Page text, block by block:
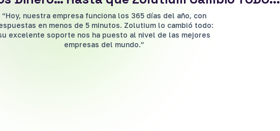
“Hoy, nuestra empresa funciona los 365 días del año, con
en menos de 5 minutos. Zolutium lo cambió todo:
excelente soporte nos ha puesto al nivel de las mejores
empresas del mundo.”